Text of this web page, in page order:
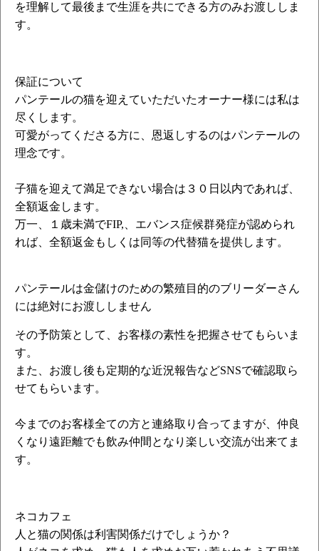
を理解して最後まで生涯を共にできる方のみお渡ししま
す。
保証について
パンテールの猫を迎えていただいたオーナー様には私は
尽くします。
可愛がってくださる方に、恩返しするのはパンテールの
理念です。
子猫を迎えて満足できない場合は３０日以内であれば、
全額返金します。
万一、１歳未満でFIP,、エバンス症候群発症が認められ
れば、全額返金 もしくは同等の代替猫を提供します。
パンテールは金儲けのための繁殖目的のブリーダーさん
には絶対にお渡ししません
その予防策として、お客様の素性を把握させてもらいま
す。
また、お渡し後も定期的な近況報告などSNSで確認取ら
せてもらいます。
今までのお客様全ての方と連絡取り合ってますが、仲良
くなり遠距離でも飲み仲間となり楽しい交流が出来てま
す。
ネコカフェ
人と猫の関係は利害関係だけでしょうか？